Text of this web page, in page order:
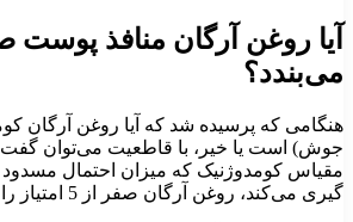
آیا روغن آرگان منافذ پوست
می‌بندد؟
هنگامی که پرسیده شد که آیا روغن آرگان
جوش) است یا خیر، با قاطعیت می‌توان گفت
مقیاس کومدوژنیک که میزان احتمال مسدود
‌گیری می‌کند، روغن آرگان صفر از 5 امتیاز را گرفت.